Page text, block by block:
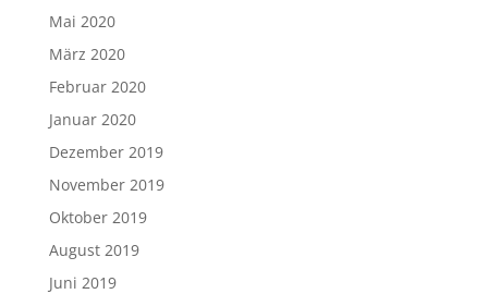
Mai 2020
März 2020
Februar 2020
Januar 2020
Dezember 2019
November 2019
Oktober 2019
August 2019
Juni 2019